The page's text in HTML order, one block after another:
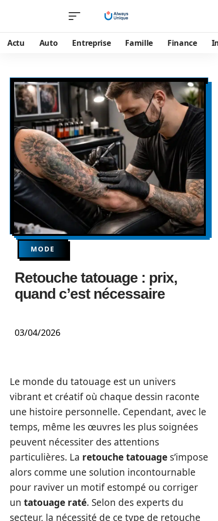
Actu Auto Entreprise Famille Finance
MODE
Retouche tatouage : prix,
quand c’est nécessaire
03/04/2026
Le monde du tatouage est un univers
vibrant et créatif où chaque dessin raconte
une histoire personnelle. Cependant, avec le
temps, même les œuvres les plus soignées
peuvent nécessiter des attentions
particulières. La retouche tatouage s’impose
alors comme une solution incontournable
pour raviver un motif estompé ou corriger
un tatouage raté. Selon des experts du
secteur, la nécessité de ce type de retouche